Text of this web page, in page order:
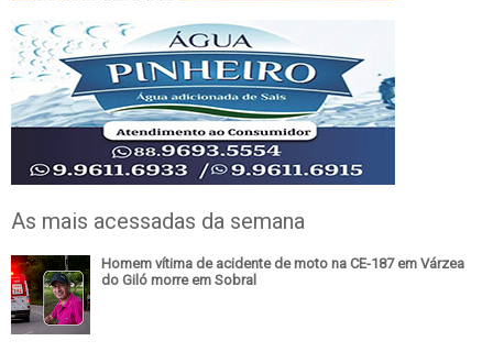
As mais acessadas da semana
Homem vítima de acidente de moto na CE-187 em Várzea
do Giló morre em Sobral